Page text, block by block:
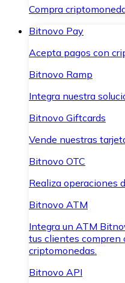
Compra
Bitnovo Pay
Acepta pagos con
Bitnovo Ramp
Integra nuestra
Bitnovo Giftcards
Vende nuestras
Bitnovo OTC
Realiza operaciones
Bitnovo ATM
Integra un ATM
tus clientes compren
criptomonedas.
Bitnovo API